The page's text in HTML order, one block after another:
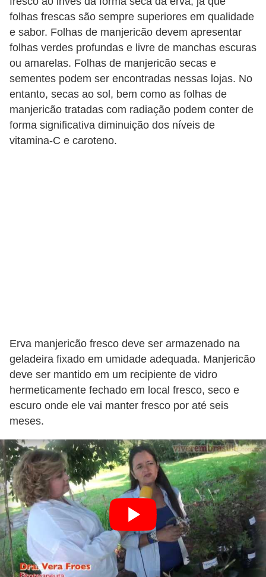
folhas frescas são sempre superiores em qualidade
e sabor. Folhas de manjericão devem apresentar
folhas verdes profundas e livre de manchas escuras
ou amarelas. Folhas de manjericão secas e
sementes podem ser encontradas nessas lojas. No
entanto, secas ao sol, bem como as folhas de
manjericão tratadas com radiação podem conter de
forma significativa diminuição dos níveis de
vitamina-C e caroteno.
Erva manjericão fresco deve ser armazenado na
geladeira fixado em umidade adequada. Manjericão
deve ser mantido em um recipiente de vidro
hermeticamente fechado em local fresco, seco e
escuro onde ele vai manter fresco por até seis
meses.